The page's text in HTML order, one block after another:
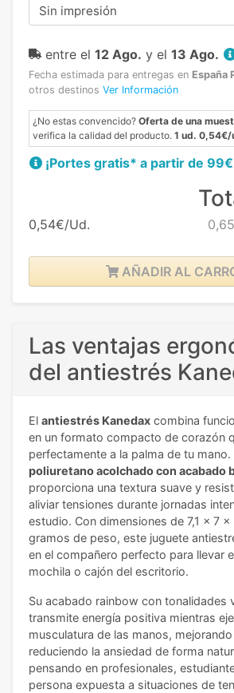
Sin impresión
entre el 12 Ago. y el 13 Ago.
Fecha estimada para entregas en España
otros destinos Ver Información
¿No estas convencido? Oferta de una
verifica la calidad del producto. 1 ud. 0,54€/
¡Portes gratis* a partir de
0,54€/Ud.
AÑADIR AL
Las ventajas
del antiestrés
El antiestrés Kanedax combina
en un formato compacto de corazón
perfectamente a la palma de tu
poliuretano acolchado con acabado
proporciona una textura suave y
aliviar tensiones durante jornadas
estudio. Con dimensiones de 7,1 x 7
gramos de peso, este juguete
en el compañero perfecto para llevar
mochila o cajón del escritorio.
Su acabado rainbow con tonalidades
transmite energía positiva mientras
musculatura de las manos,
reduciendo la ansiedad de forma
pensando en profesionales,
persona expuesta a situaciones de